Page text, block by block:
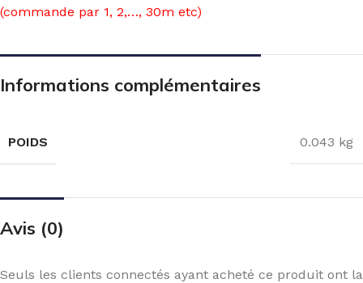
(commande par 1, 2,…, 30m etc)
Informations complémentaires
POIDS 0.043 kg
Avis (0)
Seuls les clients connectés ayant acheté ce produit ont la